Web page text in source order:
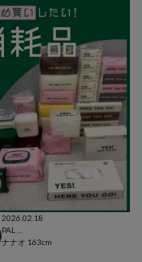
2026.02.18
ナナオ 163cm